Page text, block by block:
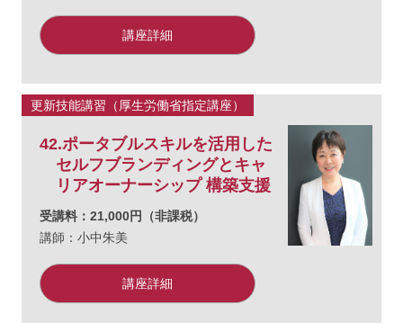
講座詳細
更新技能講習（厚生労働省指定講座）
42.ポータブルスキルを活用した
セルフブランディングとキャ
リアオーナーシップ 構築支援
受講料：21,000円（非課税）
講師：小中朱美
講座詳細